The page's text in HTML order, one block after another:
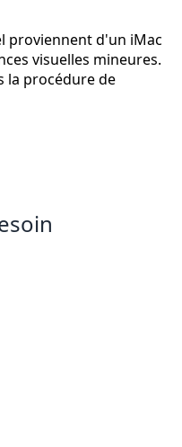
proviennent d'un iMac
visuelles mineures.
la procédure de